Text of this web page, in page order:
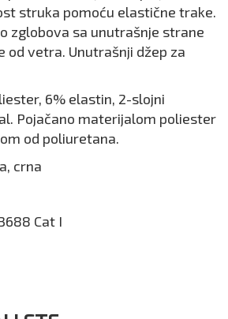
struka pomoću elastične trake.
zglobova sa unutrašnje strane
od vetra. Unutrašnji džep za
6% elastin, 2-slojni
Pojačano materijalom poliester
od poliuretana.
crna
Cat I